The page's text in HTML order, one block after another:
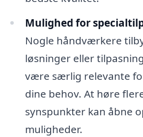
Mulighed for
Nogle håndværkere
løsninger eller
være særlig relevante
dine behov. At høre
synspunkter kan åbne
muligheder.